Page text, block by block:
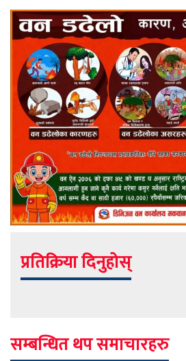
प्रतिक्रिया दिनुहोस्
सम्बन्धित थप समाचारहरु